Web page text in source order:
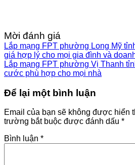
Mời đánh giá
Lắp mạng FPT phường Long Mỹ
giá hợp lý cho mọi gia đình và
Lắp mạng FPT phường Vị Thanh
cước phù hợp cho mọi nhà
Để lại một bình luận
Email của bạn sẽ không được hiển
trường bắt buộc được đánh dấu *
Bình luận *